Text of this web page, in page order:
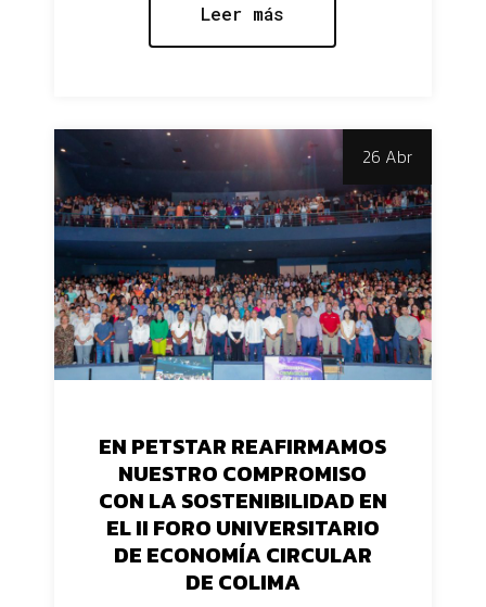
Leer más
26 Abr
EN PETSTAR REAFIRMAMOS
NUESTRO COMPROMISO
CON LA SOSTENIBILIDAD EN
EL II FORO UNIVERSITARIO
DE ECONOMÍA CIRCULAR
DE COLIMA